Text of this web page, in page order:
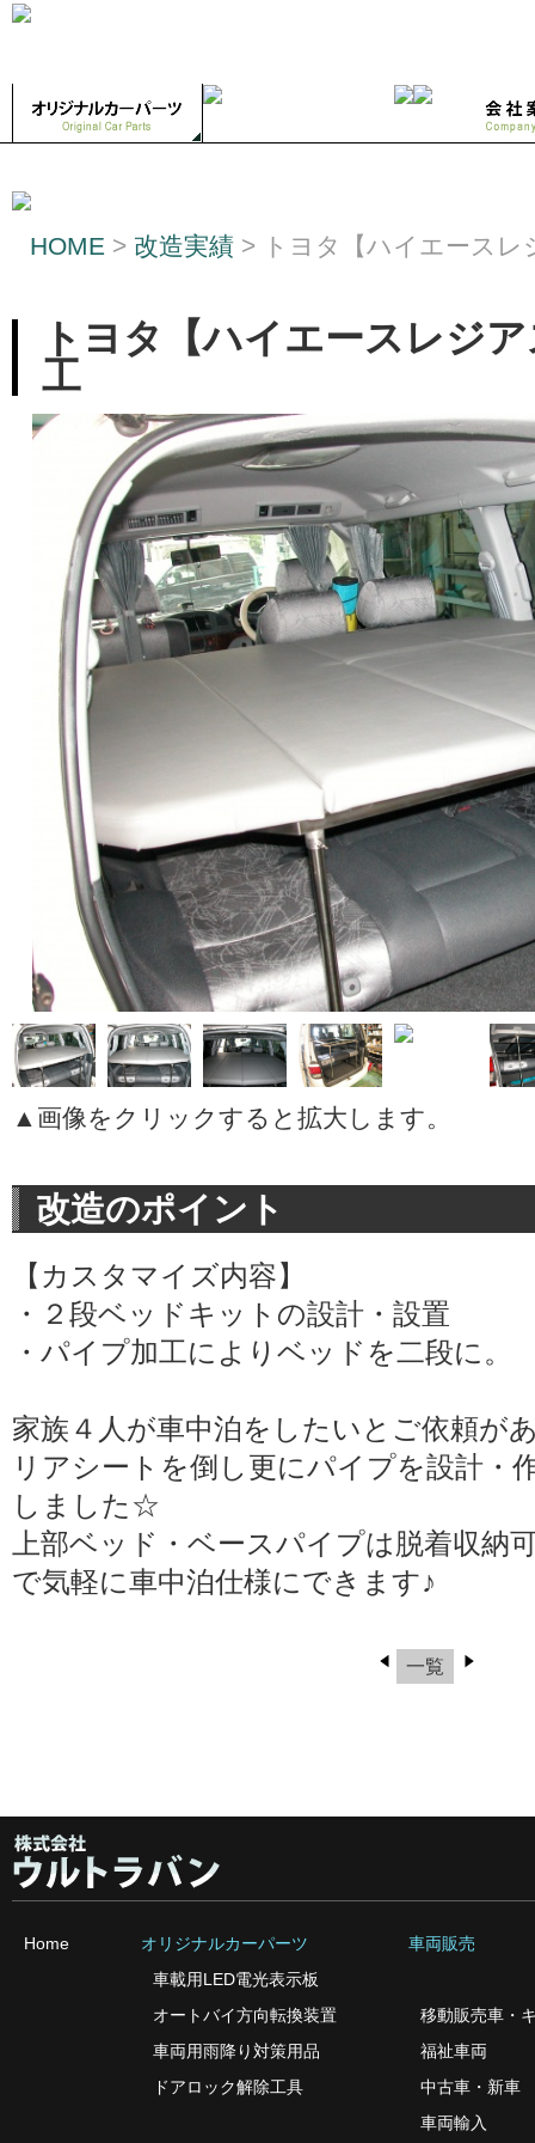
HOME > 改造実績 > トヨタ【ハイエース
トヨタ【ハイエースレジ
工
▲画像をクリックすると拡大します。
改造のポイント
【カスタマイズ内容】
・２段ベッドキットの設計・設置
・パイプ加工によりベッドを二段に。
家族４人が車中泊をしたいとご依頼が
リアシートを倒し更にパイプを設計・
しました☆
上部ベッド・ベースパイプは脱着収納
で気軽に車中泊仕様にできます♪
一覧
Home
オリジナルカーパーツ
車載用LED電光表示板
オートバイ方向転換装置
車両用雨降り対策用品
ドアロック解除工具
車両販売
移動販売車・
福祉車両
中古車・新車
車両輸入